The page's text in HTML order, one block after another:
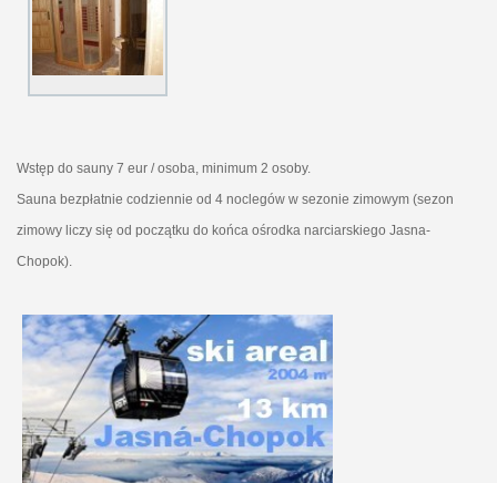
Wstęp do sauny 7 eur / osoba, minimum 2 osoby.
Sauna bezpłatnie codziennie od 4 noclegów w sezonie zimowym (sezon
zimowy liczy się od początku do końca ośrodka narciarskiego Jasna-
Chopok).